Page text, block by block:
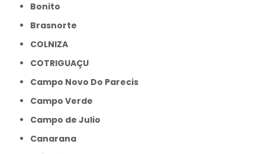
Bonito
Brasnorte
COLNIZA
COTRIGUAÇU
Campo Novo Do Parecis
Campo Verde
Campo de Julio
Canarana